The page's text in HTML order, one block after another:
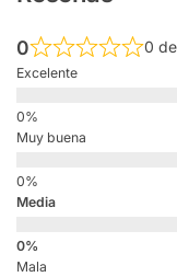
0 0
Excelente
Muy buena
Media
Mala